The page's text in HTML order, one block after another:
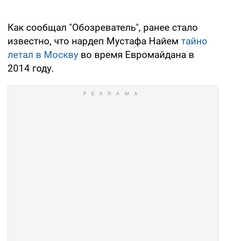
Как сообщал "Обозреватель", ранее стало
известно, что нардеп Мустафа Найем тайно
летал в Москву во время Евромайдана в
2014 году.